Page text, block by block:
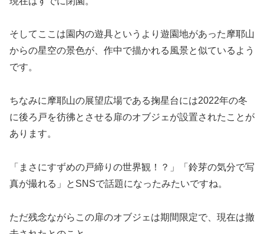
そしてここは園内の遊具というより遊園地があった摩耶山
からの星空の景色が、作中で描かれる風景と似ているよう
です。
ちなみに摩耶山の展望広場である掬星台には2022年の冬
に後ろ戸を彷彿とさせる扉のオブジェが設置されたことが
あります。
「まさにすずめの戸締りの世界観！？」「鈴芽の気分で写
真が撮れる」とSNSで話題になったみたいですね。
ただ残念ながらこの扉のオブジェは期間限定で、現在は撤